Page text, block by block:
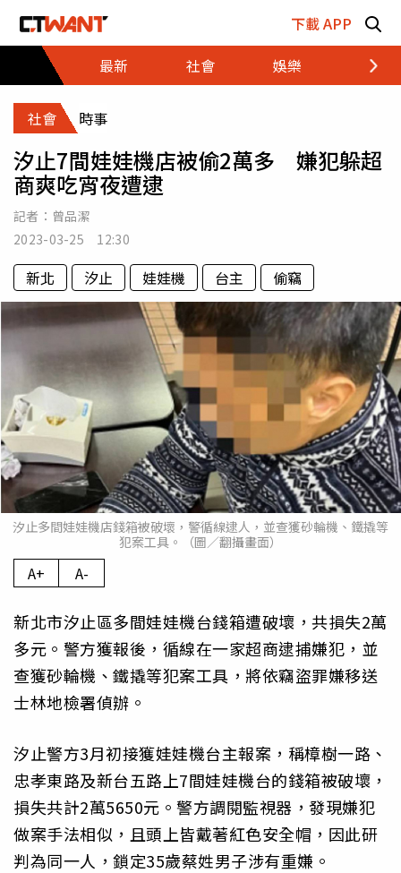
下載 APP
最新
社會 娛樂 財經
社會 時事
汐止7間娃娃機店被偷2萬多 嫌犯躲超
商爽吃宵夜遭逮
記者： 曾品潔
2023-03-25 12:30
新北 汐止 娃娃機 台主 偷竊
汐止多間娃娃機店錢箱被破壞，警循線逮人，並查獲砂輪機、鐵撬等
犯案工具。（圖／翻攝畫面）
A+ A-
新北市汐止區多間娃娃機台錢箱遭破壞，共損失2萬
多元。警方獲報後，循線在一家超商逮捕嫌犯，並
查獲砂輪機、鐵撬等犯案工具，將依竊盜罪嫌移送
士林地檢署偵辦。
汐止警方3月初接獲娃娃機台主報案，稱樟樹一路、
忠孝東路及新台五路上7間娃娃機台的錢箱被破壞，
損失共計2萬5650元。警方調閱監視器，發現嫌犯
做案手法相似，且頭上皆戴著紅色安全帽，因此研
判為同一人，鎖定35歲蔡姓男子涉有重嫌。